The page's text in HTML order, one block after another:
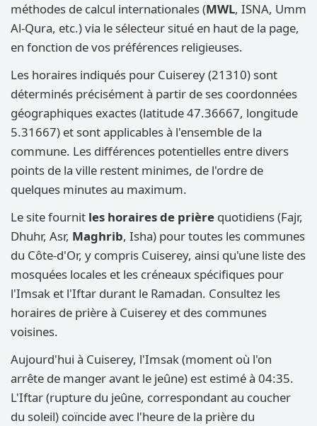
méthodes de calcul internationales (MWL, ISNA, Umm
Al-Qura, etc.) via le sélecteur situé en haut de la page,
en fonction de vos préférences religieuses.
Les horaires indiqués pour Cuiserey (21310) sont
déterminés précisément à partir de ses coordonnées
géographiques exactes (latitude 47.36667, longitude
5.31667) et sont applicables à l'ensemble de la
commune. Les différences potentielles entre divers
points de la ville restent minimes, de l'ordre de
quelques minutes au maximum.
Le site fournit les horaires de prière quotidiens (Fajr,
Dhuhr, Asr, Maghrib, Isha) pour toutes les communes
du Côte-d'Or, y compris Cuiserey, ainsi qu'une liste des
mosquées locales et les créneaux spécifiques pour
l'Imsak et l'Iftar durant le Ramadan. Consultez les
horaires de prière à Cuiserey et des communes
voisines.
Aujourd'hui à Cuiserey, l'Imsak (moment où l'on
arrête de manger avant le jeûne) est estimé à 04:35.
L'Iftar (rupture du jeûne, correspondant au coucher
du soleil) coïncide avec l'heure de la prière du